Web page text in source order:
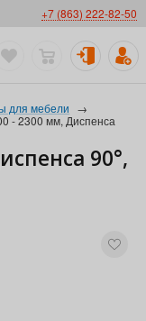
+7 (863) 222-82-50
для мебели →
- 2300 мм, Диспенса
90°,